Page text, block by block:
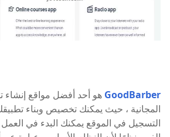
GoodBarber
المجانية ، حيث يمكنك تخصيص وبناء
التسجيل في الموقع يمكنك البدء في